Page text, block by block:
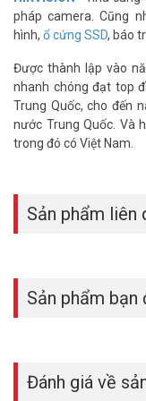
Giải pháp thiết bị đo
3/PA hoặc
2TD1217B-3/
2 chân tripod
1 Adaptor tripod
1 Blackbody DS-
hiện nay
Các thiết bị Camera
Công Viên, Hải Quan,
lúc ban đầu rất quan
quý khách hàng vui
pháp camera. Cũng
hình, ổ cứng SSD, báo
Được thành lập vào
nhanh chóng đạt top
Trung Quốc, cho đến
nước Trung Quốc. Và
trong đó có Việt Nam.
Sản phẩm liên
Sản phẩm bạn
Đánh giá về